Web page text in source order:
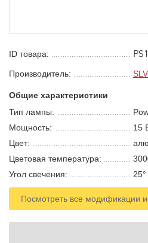
ID товара:
Производитель: SLV
Общие характеристики
Тип лампы:
Мощность:
15
Цвет:
Цветовая температура:
Угол свечения:
25°
Посмотреть все модификации